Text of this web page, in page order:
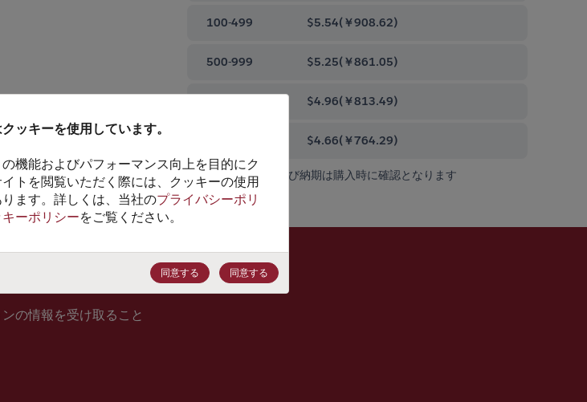
100-499 $5.54(￥908.62)
500-999 $5.25(￥861.05)
$4.96(￥813.49)
$4.66(￥764.29)
価格、在庫状況および納期は購入時に確認となります
の情報を受け取ること
ッキーを使用しています。
機能およびパフォーマンス向上を目的にク
トを閲覧いただく際には、クッキーの使用
ます。詳しくは、当社のプライバシーポリ
ーポリシーをご覧ください。
同意する 同意する